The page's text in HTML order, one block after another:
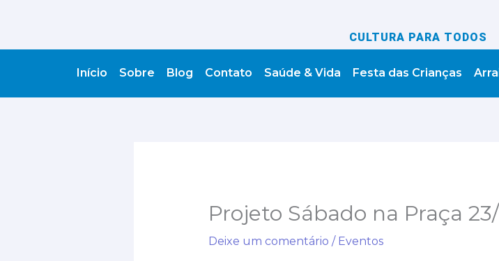
o
CULTURA PARA TODOS
Início Sobre Blog Contato Saúde & Vida Festa das Crianças
Projeto Sábado na Praça
Deixe um comentário / Eventos